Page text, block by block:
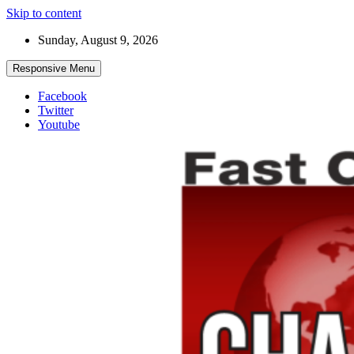
Skip to content
Sunday, August 9, 2026
Responsive Menu
Facebook
Twitter
Youtube